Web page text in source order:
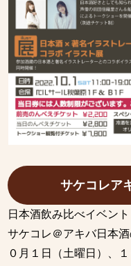
サケコレア
日本酒飲み比べイベン
サケコレ＠アキバ日本
０月１日（土曜日）、